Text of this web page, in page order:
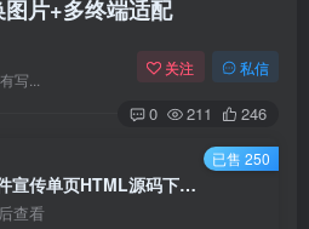
片+多终端适配
写...
关注 私信
0 211 246
【零基础可商用】最火软件宣传单页HTML源码下载｜纯静态+一键替换图片+多终端适配
查看
已售 250